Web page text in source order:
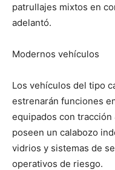
patrullajes mixtos en
adelantó.
Modernos vehículos
Los vehículos del tipo
estrenarán funciones
equipados con tracción
poseen un calabozo
vidrios y sistemas de
operativos de riesgo.